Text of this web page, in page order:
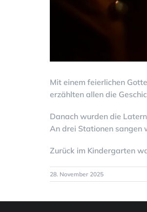
Mit einem feierlichen
erzählten allen die
Danach wurden die
An drei Stationen sangen
Zurück im Kindergarten
28. November 2025